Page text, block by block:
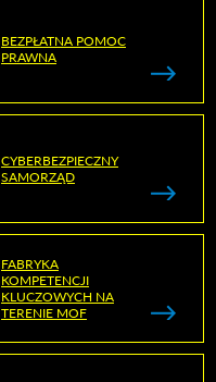
BEZPŁATNA POMOC
PRAWNA
CYBERBEZPIECZNY
SAMORZĄD
FABRYKA
KOMPETENCJI
KLUCZOWYCH NA
TERENIE MOF